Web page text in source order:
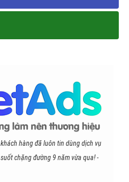
hàng đã luôn tin dùng dịch vụ
chặng đường 9 năm vừa qua! -